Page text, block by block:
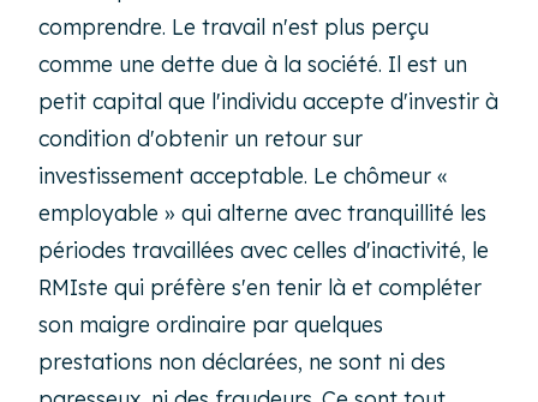
comprendre. Le travail n'est plus perçu
comme une dette due à la société. Il est un
petit capital que l'individu accepte d'investir à
condition d'obtenir un retour sur
investissement acceptable. Le chômeur «
employable » qui alterne avec tranquillité les
périodes travaillées avec celles d'inactivité, le
RMIste qui préfère s'en tenir là et compléter
son maigre ordinaire par quelques
prestations non déclarées, ne sont ni des